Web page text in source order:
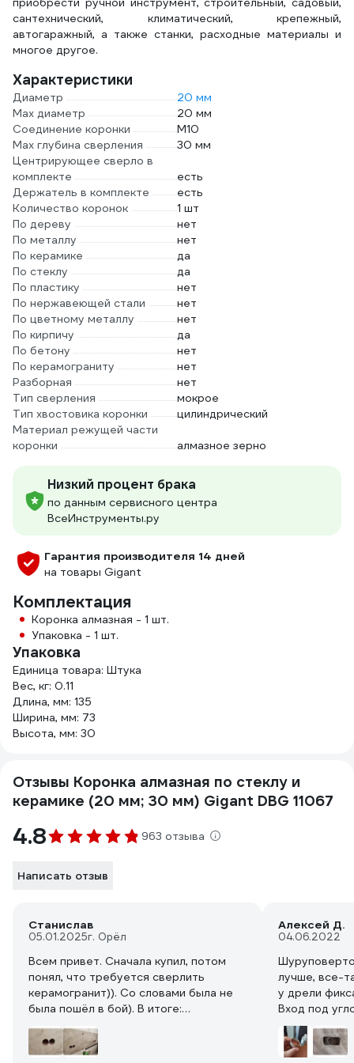
сантехнический, климатический, крепежный,
автогаражный, а также станки, расходные материалы и
многое другое.
Характеристики
Диаметр
20 мм
Max диаметр
20 мм
Соединение коронки
М10
Max глубина сверления
30 мм
Центрирующее сверло в
комплекте
есть
Держатель в комплекте
есть
Количество коронок
1 шт
По дереву
нет
По металлу
нет
По керамике
да
По стеклу
да
По пластику
нет
По нержавеющей стали
нет
По цветному металлу
нет
По кирпичу
да
По бетону
нет
По керамограниту
нет
Разборная
нет
Тип сверления
мокрое
Тип хвостовика коронки
цилиндрический
Материал режущей части
коронки
алмазное зерно
Низкий процент брака
по данным сервисного центра
ВсеИнструменты.ру
Гарантия производителя 14 дней
на товары Gigant
Комплектация
Коронка алмазная - 1 шт.
Упаковка - 1 шт.
Упаковка
Единица товара: Штука
Вес, кг: 0.11
Длина, мм: 135
Ширина, мм: 73
Высота, мм: 30
Отзывы Коронка алмазная по стеклу и
керамике (20 мм; 30 мм) Gigant DBG 11067
4.8 963 отзыва
Написать отзыв
Станислав
05.01.2025г. Орёл
Всем привет. Сначала купил, потом
понял, что требуется сверлить
керамогранит)). Со словами была не
была пошёл в бой). В итоге:
патрон, пылесос Bosch GAS 12-25 PL +
насадка НП-70 ДИОЛД, коронка 68 мм
Алексей Д.
04.06.2022
лучше, все-
у дрели
Вход под
лучше бы
лишние
прямо в